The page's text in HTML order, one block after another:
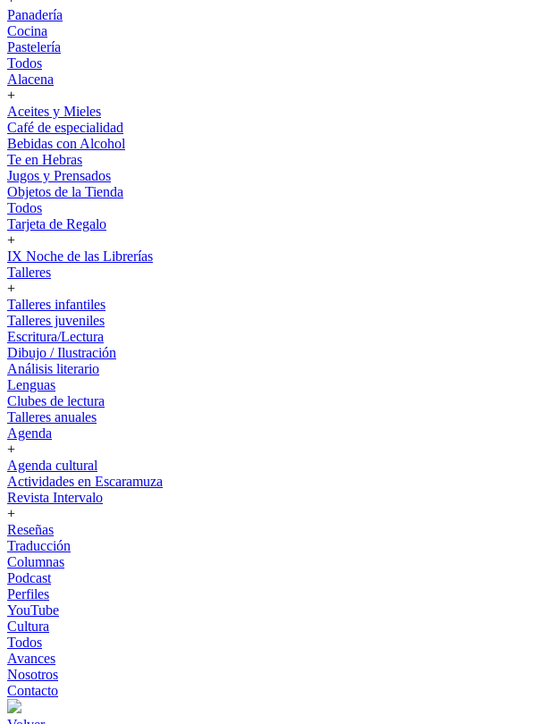
Panadería
Cocina
Pastelería
Todos
Alacena
+
Aceites y Mieles
Café de especialidad
Bebidas con Alcohol
Te en Hebras
Jugos y Prensados
Objetos de la Tienda
Todos
Tarjeta de Regalo
+
IX Noche de las Librerías
Talleres
+
Talleres infantiles
Talleres juveniles
Escritura/Lectura
Dibujo / Ilustración
Análisis literario
Lenguas
Clubes de lectura
Talleres anuales
Agenda
+
Agenda cultural
Actividades en Escaramuza
Revista Intervalo
+
Reseñas
Traducción
Columnas
Podcast
Perfiles
YouTube
Cultura
Todos
Avances
Nosotros
Contacto